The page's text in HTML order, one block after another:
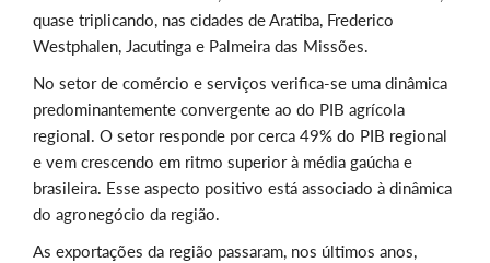
quase triplicando, nas cidades de Aratiba, Frederico
Westphalen, Jacutinga e Palmeira das Missões.
No setor de comércio e serviços verifica-se uma dinâmica
predominantemente convergente ao do PIB agrícola
regional. O setor responde por cerca 49% do PIB regional
e vem crescendo em ritmo superior à média gaúcha e
brasileira. Esse aspecto positivo está associado à dinâmica
do agronegócio da região.
As exportações da região passaram, nos últimos anos,